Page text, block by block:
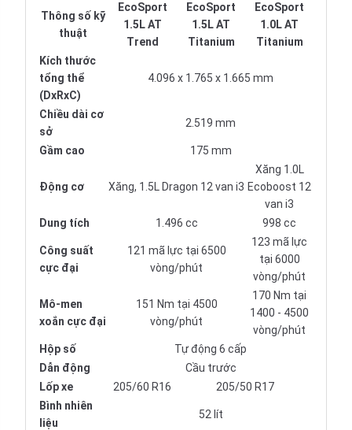
Thông số kỹ
thuật
EcoSport
1.5L AT
Trend
EcoSport
1.5L AT
Titanium
EcoSport
1.0L AT
Titanium
Kích thước
tổng thể
(DxRxC)
4.096 x 1.765 x 1.665 mm
Chiều dài cơ
sở
2.519 mm
Gầm cao 175 mm
Động cơ Xăng, 1.5L Dragon 12 van i3
Xăng 1.0L
Ecoboost 12
van i3
Dung tích
1.496 cc 998 cc
Công suất
cực đại
121 mã lực tại 6500
vòng/phút
123 mã lực
tại 6000
vòng/phút
Mô-men
xoắn cực đại
151 Nm tại 4500
vòng/phút
170 Nm tại
1400 - 4500
vòng/phút
Hộp số
Tự động 6 cấp
Dẫn động
Cầu trước
Lốp xe
205/60 R16
205/50 R17
Bình nhiên
liệu
52 lít